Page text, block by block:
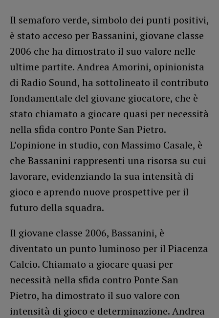
Il semaforo verde, simbolo dei punti positivi,
è stato acceso per Bassanini, giovane classe
2006 che ha dimostrato il suo valore nelle
ultime partite. Andrea Amorini, opinionista
di Radio Sound, ha sottolineato il contributo
fondamentale del giovane giocatore, che è
stato chiamato a giocare quasi per necessità
nella sfida contro Ponte San Pietro.
L’opinione in studio, con Massimo Casale, è
che Bassanini rappresenti una risorsa su cui
lavorare, evidenziando la sua intensità di
gioco e aprendo nuove prospettive per il
futuro della squadra.
Il giovane classe 2006, Bassanini, è
diventato un punto luminoso per il Piacenza
Calcio. Chiamato a giocare quasi per
necessità nella sfida contro Ponte San
Pietro, ha dimostrato il suo valore con
intensità di gioco e determinazione. Andrea